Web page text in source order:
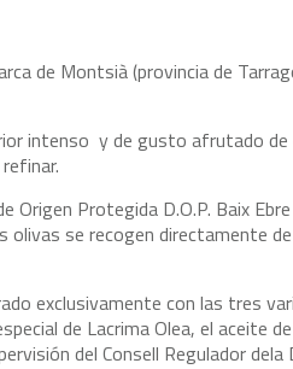
de Montsià (provincia de
intenso y de gusto afrutado
Origen Protegida D.O.P. Baix
se recogen directamente
exclusivamente con las tres
de Lacrima Olea, el
del Consell Regulador